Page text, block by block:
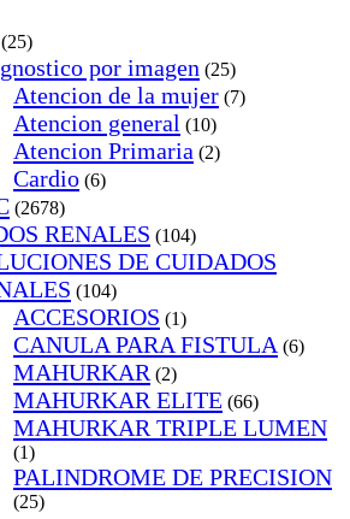
(25)
por imagen (25)
Atencion de la mujer (7)
Atencion general (10)
Atencion Primaria (2)
Cardio (6)
(2678)
RENALES (104)
DE CUIDADOS
(104)
ACCESORIOS (1)
CANULA PARA FISTULA (6)
MAHURKAR (2)
MAHURKAR ELITE (66)
MAHURKAR TRIPLE LUMEN
(1)
PALINDROME DE PRECISION
(25)